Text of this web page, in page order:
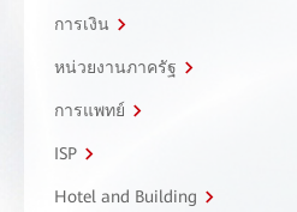
การเงิน
หน่วยงานภาครัฐ
การแพทย์
ISP
Hotel and Building